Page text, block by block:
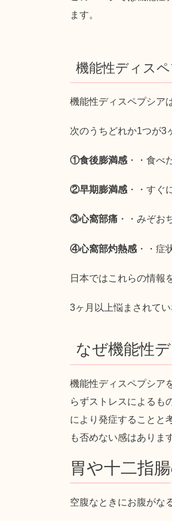
ます。
機能性ディス
機能性ディスペプシア
次のうちどれか1つが3
①食後膨満感 ・・食べ
②早期膨満感 ・・すぐ
③心窩部痛 ・・みぞお
④心窩部灼熱感 ・・症
日本ではこれらの情報
3ヶ月以上悩まされて
なぜ機能性
機能性ディスペプシア
らずストレスによるも
により発症することと
も否めない感はありま
胃や十二指
空腹なときにお腹がな